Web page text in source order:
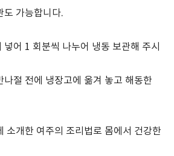
도 가능합니다.
어 1 회분씩 나누어 냉동 보관해 주시
나절 전에 냉장고에 옮겨 놓고 해동한
소개한 여주의 조리법로 몸에서 건강한